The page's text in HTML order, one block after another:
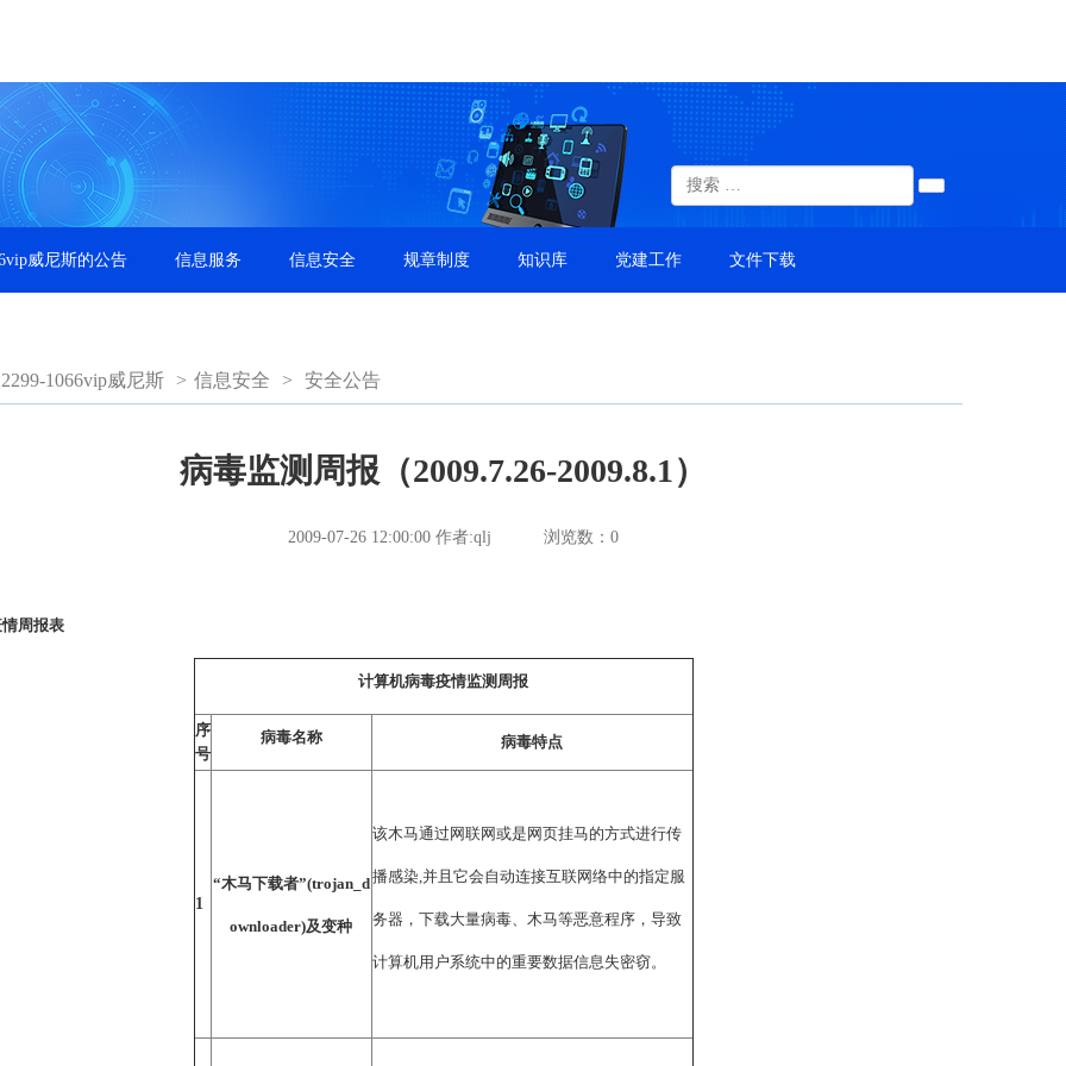
威尼斯的公告 信息服务 信息安全 规章制度 知识库 党建工作 文件下载
1066vip威尼斯 > 信息安全 > 安全公告
病毒监测周报（2009.7.26-2009.8.1）
2009-07-26 12:00:00 作者:qlj 浏览数： 0
周报表
计算机病毒疫情监测周报
序
号
病毒名称 病毒特点
1
“木马下载者”(trojan_d
ownloader)及变种
该木马通过网联网或是网页挂马的方式进行传
播感染,并且它会自动连接互联网络中的指定服
务器，下载大量病毒、木马等恶意程序，导致
计算机用户系统中的重要数据信息失密窃。